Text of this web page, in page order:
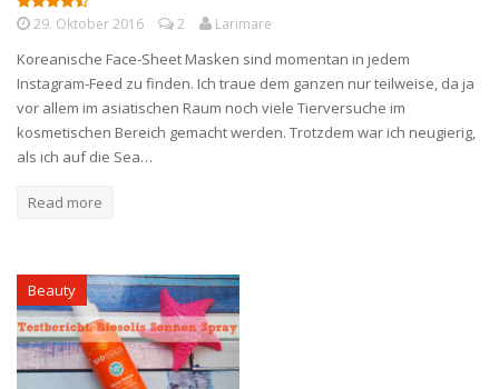
29. Oktober 2016 2 Larimare
Koreanische Face-Sheet Masken sind momentan in jedem
Instagram-Feed zu finden. Ich traue dem ganzen nur teilweise, da ja
vor allem im asiatischen Raum noch viele Tierversuche im
kosmetischen Bereich gemacht werden. Trotzdem war ich neugierig,
als ich auf die Sea…
Read more
Beauty